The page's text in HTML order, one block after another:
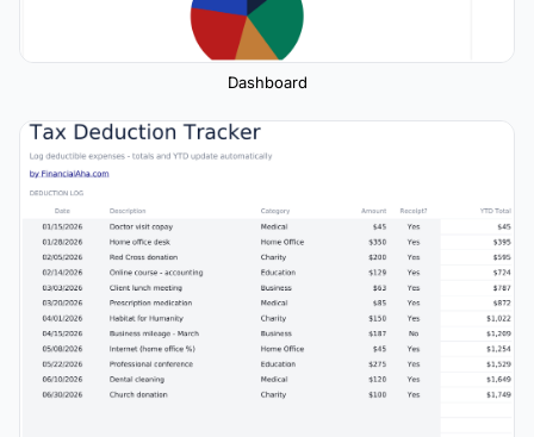
Dashboard